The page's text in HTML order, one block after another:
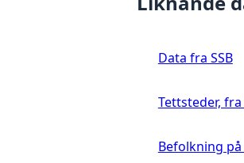
Data fra SSB
Tettsteder,
Befolkning